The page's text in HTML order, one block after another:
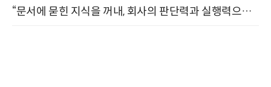
“문서에 묻힌 지식을 꺼내, 회사의 판단력과 실행력으로 바꾸다” (8/20)